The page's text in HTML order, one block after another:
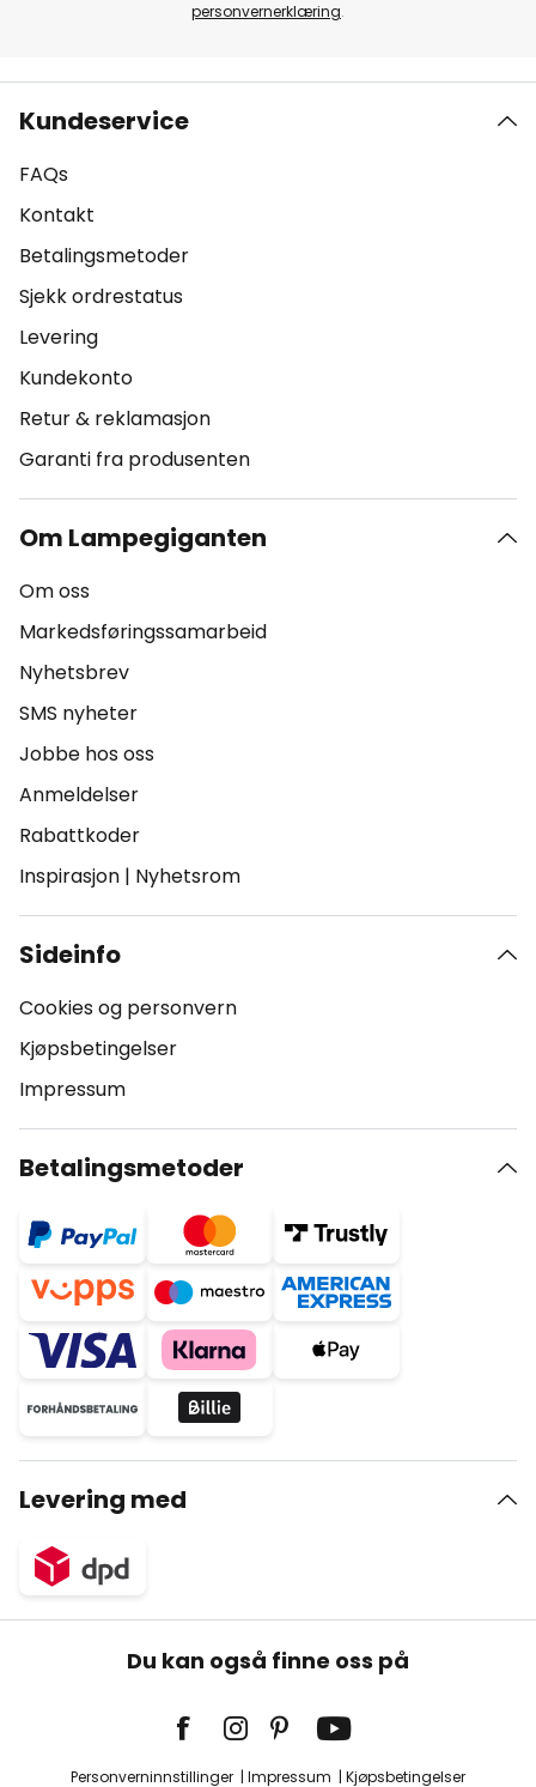
personvernerklæring.
Kundeservice
FAQs
Kontakt
Betalingsmetoder
Sjekk ordrestatus
Levering
Kundekonto
Retur & reklamasjon
Garanti fra produsenten
Om Lampegiganten
Om oss
Markedsføringssamarbeid
Nyhetsbrev
SMS nyheter
Jobbe hos oss
Anmeldelser
Rabattkoder
Inspirasjon | Nyhetsrom
Sideinfo
Cookies og personvern
Kjøpsbetingelser
Impressum
Betalingsmetoder
Levering med
Du kan også finne oss på
Personverninnstillinger Impressum Kjøpsbetingelser